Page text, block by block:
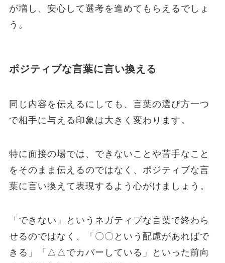
が増し、安心して選考を進めてもらえるでしょ
う。
ポジティブな言葉に言い換える
同じ内容を伝えるにしても、言葉の選び方一つ
で相手に与える印象は大きく変わります。
特に面接の場では、できないことや苦手なこと
をそのまま伝えるのではなく、ポジティブな言
葉に言い換えて表現するよう心がけましょう。
「できない」というネガティブな言葉で終わら
せるのではなく、「〇〇という配慮があればで
きる」「△△でカバーしている」といった前向